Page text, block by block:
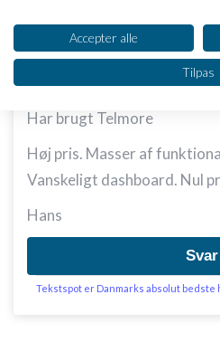
Har brugt Telmore
Høj pris. Masser af
Vanskeligt dashboard. Nul
Hans
Svar
Tekstspot er Danmarks absolut
Se partnerliste (2 IAB-
Vi bruger dine data til følgende formål:
IAB's behandlingsformål:
Opbevare og/eller tilgå
enhed
Bruge begrænsede
annoncering
Oprette profiler til tilpasset
Bruge profiler til at vælge
Accepter alle
Tilpas